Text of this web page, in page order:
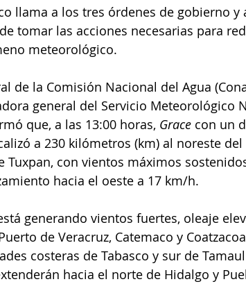
llama a los tres órdenes de gobierno y
tomar las acciones necesarias para
meteorológico.
de la Comisión Nacional del Agua
general del Servicio Meteorológico
que, a las 13:00 horas, Grace con un
a 230 kilómetros (km) al noreste
Tuxpan, con vientos máximos
hacia el oeste a 17 km/h.
generando vientos fuertes, oleaje
de Veracruz, Catemaco y
costeras de Tabasco y sur de
hacia el norte de Hidalgo y